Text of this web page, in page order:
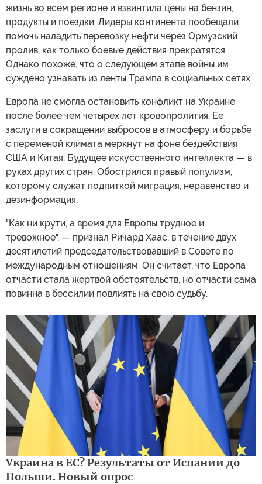
жизнь во всем регионе и взвинтила цены на бензин,
продукты и поездки. Лидеры континента пообещали
помочь наладить перевозку нефти через Ормузский
пролив, как только боевые действия прекратятся.
Однако похоже, что о следующем этапе войны им
суждено узнавать из ленты Трампа в социальных сетях.
Европа не смогла остановить конфликт на Украине
после более чем четырех лет кровопролития. Ее
заслуги в сокращении выбросов в атмосферу и борьбе
с переменой климата меркнут на фоне бездействия
США и Китая. Будущее искусственного интеллекта — в
руках других стран. Обострился правый популизм,
которому служат подпиткой миграция, неравенство и
дезинформация.
"Как ни крути, а время для Европы трудное и
тревожное", — признал Ричард Хаас, в течение двух
десятилетий председательствовавший в Совете по
международным отношениям. Он считает, что Европа
отчасти стала жертвой обстоятельств, но отчасти сама
повинна в бессилии повлиять на свою судьбу.
Украина в ЕС? Результаты от Испании до
Польши. Новый опрос